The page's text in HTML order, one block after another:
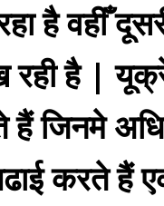
है वहीँ
रही है |
हैं जिनमे
करते हैं